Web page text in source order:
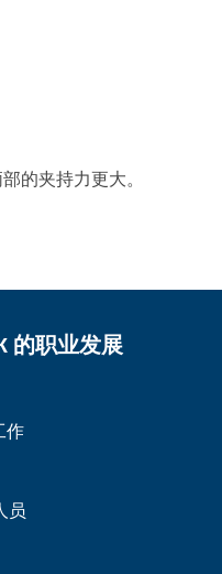
的夹持力更大。
的职业发展
作
员